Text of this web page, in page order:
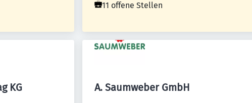
11 offene Stellen
KG A. Saumweber GmbH